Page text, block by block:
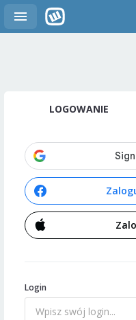
LOGOWANIE
Login